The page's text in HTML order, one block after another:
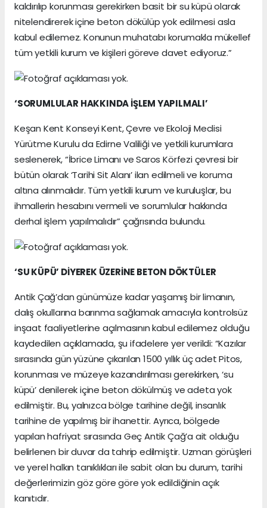
kaldırılıp korunması gerekirken basit bir su küpü olarak
nitelendirerek içine beton dökülüp yok edilmesi asla
kabul edilemez. Konunun muhatabı korumakla mükellef
tüm yetkili kurum ve kişileri göreve davet ediyoruz.”
‘SORUMLULAR HAKKINDA İŞLEM YAPILMALI’
Keşan Kent Konseyi Kent, Çevre ve Ekoloji Meclisi
Yürütme Kurulu da Edirne Valiliği ve yetkili kurumlara
seslenerek, “İbrice Limanı ve Saros Körfezi çevresi bir
bütün olarak ‘Tarihi Sit Alanı’ ilan edilmeli ve koruma
altına alınmalıdır. Tüm yetkili kurum ve kuruluşlar, bu
ihmallerin hesabını vermeli ve sorumlular hakkında
derhal işlem yapılmalıdır” çağrısında bulundu.
‘SU KÜPÜ’ DİYEREK ÜZERİNE BETON DÖKTÜLER
Antik Çağ’dan günümüze kadar yaşamış bir limanın,
dalış okullarına barınma sağlamak amacıyla kontrolsüz
inşaat faaliyetlerine açılmasının kabul edilemez olduğu
kaydedilen açıklamada, şu ifadelere yer verildi: “Kazılar
sırasında gün yüzüne çıkarılan 1500 yıllık üç adet Pitos,
korunması ve müzeye kazandırılması gerekirken, ‘su
küpü’ denilerek içine beton dökülmüş ve adeta yok
edilmiştir. Bu, yalnızca bölge tarihine değil, insanlık
tarihine de yapılmış bir ihanettir. Ayrıca, bölgede
yapılan hafriyat sırasında Geç Antik Çağ’a ait olduğu
belirlenen bir duvar da tahrip edilmiştir. Uzman görüşleri
ve yerel halkın tanıklıkları ile sabit olan bu durum, tarihi
değerlerimizin göz göre göre yok edildiğinin açık
kanıtıdır.